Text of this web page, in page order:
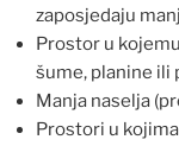
zaposjedaju
Prostor u
šume, planine ili
Manja naselja
Prostori u